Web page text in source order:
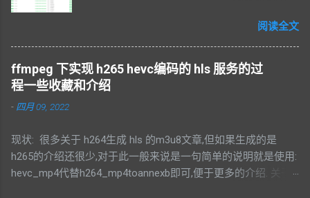
常麻烦。 官方还没有一个解决方案，通过官网
https://github.com/lucasheld/uptime-kuma-api/
基本上可以解决这个问题了。 比如我使用这样
的命令： result =
maxretries=10,expiryNotification=1,url="https://t
est.url/client/php.php") ; print(result)
阅读全文
ffmpeg 下实现 h265 hevc编码的 hls 服务的过
程一些收藏和介绍
- 四月 09, 2022
现状: 很多关于 h264生成 hls 的m3u8文章,但如果生成的是
h265的介绍还很少,对于此一般来说是一句简单的说明就是使用:
hevc_mp4代替h264_mp4toannexb即可,便于更多的介绍. 关于